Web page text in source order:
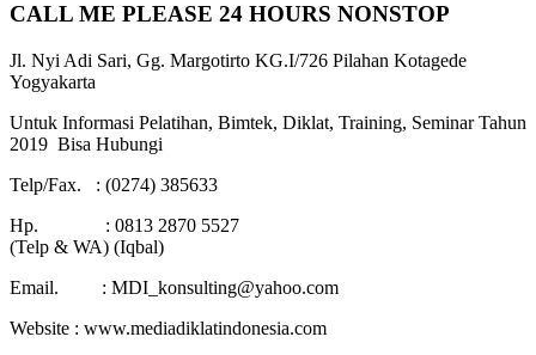
CALL ME PLEASE 24 HOURS NONSTOP
Jl. Nyi Adi Sari, Gg. Margotirto KG.I/726 Pilahan Kotagede
Yogyakarta
Untuk Informasi Pelatihan, Bimtek, Diklat, Training, Seminar Tahun
2019 Bisa Hubungi
Telp/Fax. : (0274) 385633
Hp. : 0813 2870 5527
(Telp & WA) (Iqbal)
Email. : MDI_konsulting@yahoo.com
Website : www.mediadiklatindonesia.com